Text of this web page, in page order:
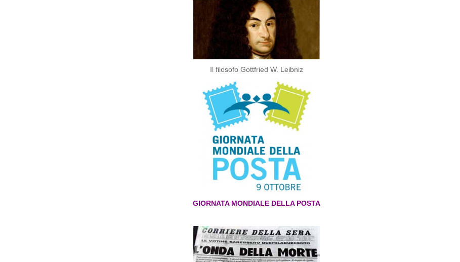
Il filosofo Gottfried W. Leibniz
GIORNATA MONDIALE DELLA POSTA